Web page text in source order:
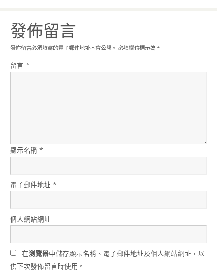
發佈留言
發佈留言必須填寫的電子郵件地址不會公開。 必填欄位標示為*
留言*
顯示名稱*
電子郵件地址*
個人網站網址
在瀏覽器中儲存顯示名稱、電子郵件地址及個人網站網址，以
供下次發佈留言時使用。